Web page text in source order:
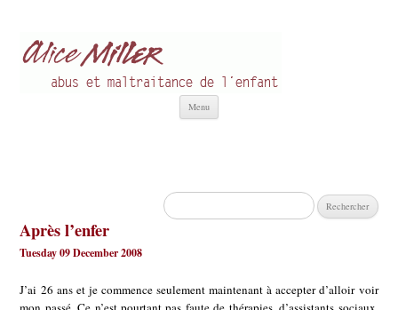
Menu
Rechercher :
Après l’enfer
Tuesday 09 December 2008
J’ai 26 ans et je commence seulement maintenant à accepter d’alloir voir